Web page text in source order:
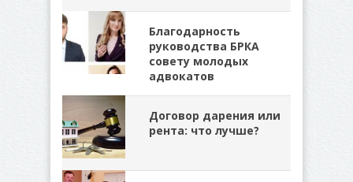
Благодарность
руководства БРКА
совету молодых
адвокатов
Договор дарения или
рента: что лучше?